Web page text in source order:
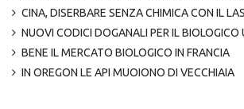
CINA, DISERBARE SENZA CHIMICA CON IL
NUOVI CODICI DOGANALI PER IL BIOLOGICO
BENE IL MERCATO BIOLOGICO IN FRANCIA
IN OREGON LE API MUOIONO DI VECCHIAIA